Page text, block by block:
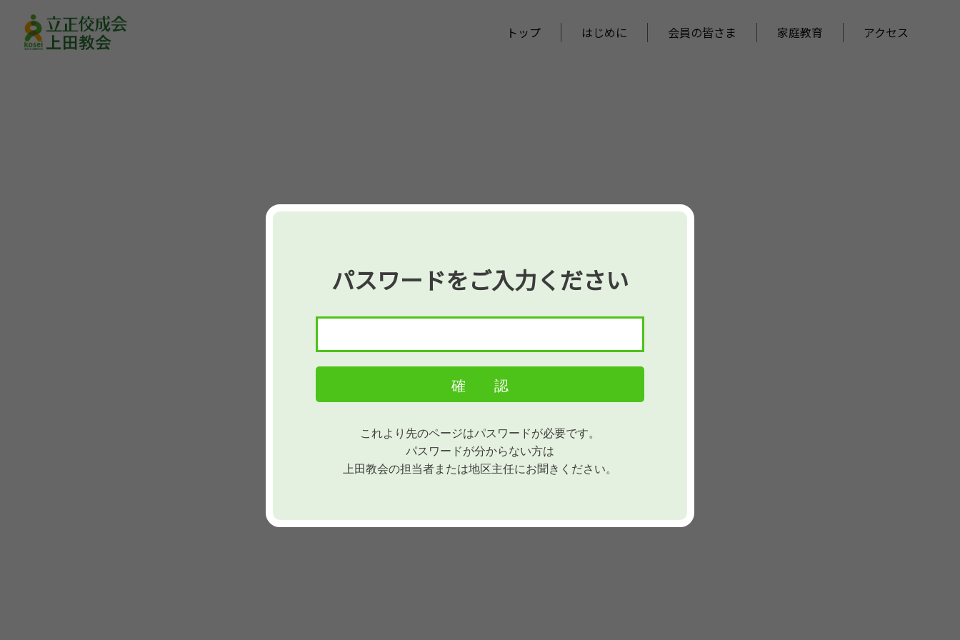
トップ はじめに 会員の皆さま 家庭教育 アクセス
パスワードをご入力ください
これより先のページはパスワードが必要です。
パスワードが分からない方は
上田教会の担当者または地区主任にお聞きください。